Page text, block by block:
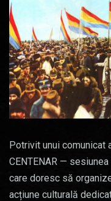
Potrivit unui comunicat
CENTENAR —
care doresc să
acțiune culturală